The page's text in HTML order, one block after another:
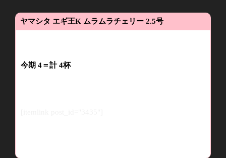
ヤマシタ エギ王K ムラムラチェリー 2.5号
今期 4＝計4杯